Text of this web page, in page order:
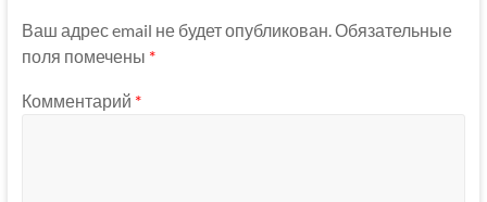
Ваш адрес email не будет опубликован. Обязательные
поля помечены *
Комментарий *